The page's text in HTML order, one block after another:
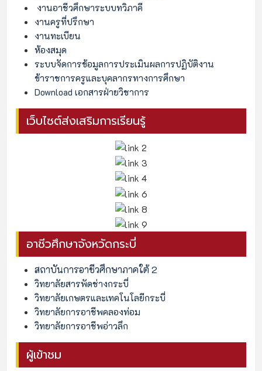
งานอาชีวศึกษาระบบทวิภาคี
งานครูที่ปรึกษา
งานทะเบียน
ห้องสมุด
ระบบจัดการข้อมูลการประเมินผลการปฏิบัติงาน
ข้าราชการครูและบุคลากรทางการศึกษา
Download เอกสารฝ่ายวิชาการ
เว็บไซต์ส่งเสริมการเรียนรู้
อาชีวศึกษาจังหวัดกระบี่
สถาบันการอาชีวศึกษาภาคใต้ 2
วิทยาลัยสารพัดช่างกระบี่
วิทยาลัยเกษตรและเทคโนโลยีกระบี่
วิทยาลัยการอาชีพคลองท่อม
วิทยาลัยการอาชีพอ่าวลึก
ผู้เข้าชม